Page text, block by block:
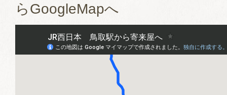
らGoogleMapへ